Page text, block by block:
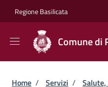
Regione Basilicata
Comune di
Briciole di
Home / Servizi /